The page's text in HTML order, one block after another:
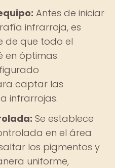
Antes de iniciar
infrarroja, es
de que todo el
en óptimas
captar las
infrarrojas.
Se establece
en el área
los pigmentos y
uniforme,